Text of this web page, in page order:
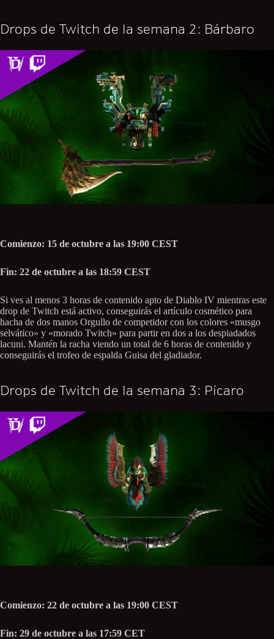
Drops de Twitch de la semana 2: Bárbaro
Comienzo: 15 de octubre a las 19:00 CEST
Fin: 22 de octubre a las 18:59 CEST
Si ves al menos 3 horas de contenido apto de Diablo IV mientras este
drop de Twitch está activo, conseguirás el artículo cosmético para
hacha de dos manos Orgullo de competidor con los colores «musgo
selvático» y «morado Twitch» para partir en dos a los despiadados
lacuni. Mantén la racha viendo un total de 6 horas de contenido y
conseguirás el trofeo de espalda Guisa del gladiador.
Drops de Twitch de la semana 3: Pícaro
Comienzo: 22 de octubre a las 19:00 CEST
Fin: 29 de octubre a las 17:59 CET